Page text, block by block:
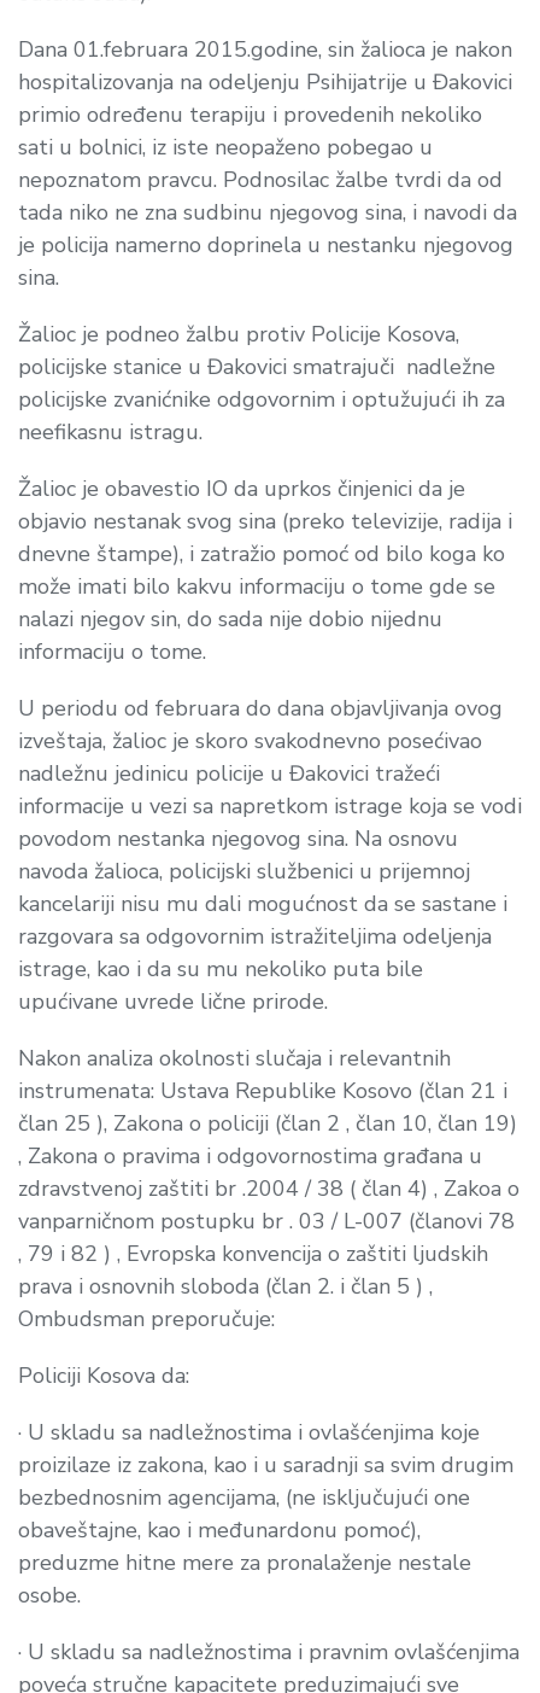
Dana 01.februara 2015.godine, sin žalioca je nakon
hospitalizovanja na odeljenju Psihijatrije u Đakovici
primio određenu terapiju i provedenih nekoliko
sati u bolnici, iz iste neopaženo pobegao u
nepoznatom pravcu. Podnosilac žalbe tvrdi da od
tada niko ne zna sudbinu njegovog sina, i navodi da
je policija namerno doprinela u nestanku njegovog
sina.
Žalioc je podneo žalbu protiv Policije Kosova,
policijske stanice u Đakovici smatrajuči nadležne
policijske zvanićnike odgovornim i optužujući ih za
neefikasnu istragu.
Žalioc je obavestio IO da uprkos činjenici da je
objavio nestanak svog sina (preko televizije, radija i
dnevne štampe), i zatražio pomoć od bilo koga ko
može imati bilo kakvu informaciju o tome gde se
nalazi njegov sin, do sada nije dobio nijednu
informaciju o tome.
U periodu od februara do dana objavljivanja ovog
izveštaja, žalioc je skoro svakodnevno posećivao
nadležnu jedinicu policije u Đakovici tražeći
informacije u vezi sa napretkom istrage koja se vodi
povodom nestanka njegovog sina. Na osnovu
navoda žalioca, policijski službenici u prijemnoj
kancelariji nisu mu dali mogućnost da se sastane i
razgovara sa odgovornim istražiteljima odeljenja
istrage, kao i da su mu nekoliko puta bile
upućivane uvrede lične prirode.
Nakon analiza okolnosti slučaja i relevantnih
instrumenata: Ustava Republike Kosovo (član 21 i
član 25 ), Zakona o policiji (član 2 , član 10, član 19)
, Zakona o pravima i odgovornostima građana u
zdravstvenoj zaštiti br .2004 / 38 ( član 4) , Zakoa o
vanparničnom postupku br . 03 / L-007 (članovi 78
, 79 i 82 ) , Evropska konvencija o zaštiti ljudskih
prava i osnovnih sloboda (član 2. i član 5 ) ,
Ombudsman preporučuje:
Policiji Kosova da:
· U skladu sa nadležnostima i ovlašćenjima koje
proizilaze iz zakona, kao i u saradnji sa svim drugim
bezbednosnim agencijama, (ne isključujući one
obaveštajne, kao i međunardonu pomoć),
preduzme hitne mere za pronalaženje nestale
osobe.
· U skladu sa nadležnostima i pravnim ovlašćenjima
poveća stručne kapacitete preduzimajući sve